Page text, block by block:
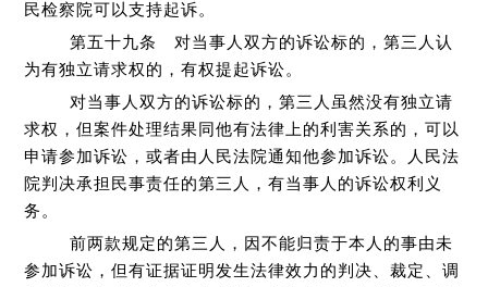
民检察院可以支持起诉。
第五十九条 对当事人双方的诉讼标的，第三人认
为有独立请求权的，有权提起诉讼。
对当事人双方的诉讼标的，第三人虽然没有独立请
求权，但案件处理结果同他有法律上的利害关系的，可以
申请参加诉讼，或者由人民法院通知他参加诉讼。人民法
院判决承担民事责任的第三人，有当事人的诉讼权利义
务。
前两款规定的第三人，因不能归责于本人的事由未
参加诉讼，但有证据证明发生法律效力的判决、裁定、调